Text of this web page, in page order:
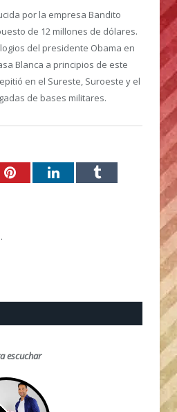
por la empresa Bandito
de 12 millones de dólares.
del presidente Obama en
Blanca a principios de este
en el Sureste, Suroeste y el
de bases militares.
PinterestLinkedInTumblr
escuchar